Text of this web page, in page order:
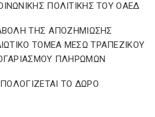
ΠΟΛΙΤΙΚΗΣ ΤΟΥ ΟΑΕΔ
ΤΗΣ ΑΠΟΖΗΜΙΩΣΗΣ
ΤΟΜΕΑ ΜΕΣΩ ΤΡΑΠΕΖΙΚΟΥ
ΠΛΗΡΩΜΩΝ
ΤΟ ΔΩΡΟ